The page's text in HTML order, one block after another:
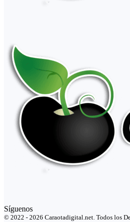
Síguenos
© 2022 - 2026 Caraotadigital.net. Todos los